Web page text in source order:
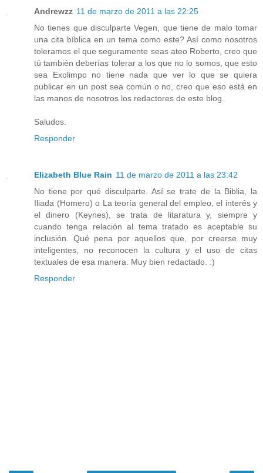
Andrewzz 11 de marzo de 2011 a las 22:25
No tienes que disculparte Vegen, que tiene de malo tomar
una cita bíblica en un tema como este? Así como nosotros
toleramos el que seguramente seas ateo Roberto, creo que
tú también deberías tolerar a los que no lo somos, que esto
sea Exolimpo no tiene nada que ver lo que se quiera
publicar en un post sea común o no, creo que eso está en
las manos de nosotros los redactores de este blog.
Saludos.
Responder
Elizabeth Blue Rain 11 de marzo de 2011 a las 23:42
No tiene por qué disculparte. Así se trate de la Biblia, la
Iliada (Homero) o La teoría general del empleo, el interés y
el dinero (Keynes), se trata de litaratura y, siempre y
cuando tenga relación al tema tratado es aceptable su
inclusión. Qué pena por aquellos que, por creerse muy
inteligentes, no reconocen la cultura y el uso de citas
textuales de esa manera. Muy bien redactado. :)
Responder